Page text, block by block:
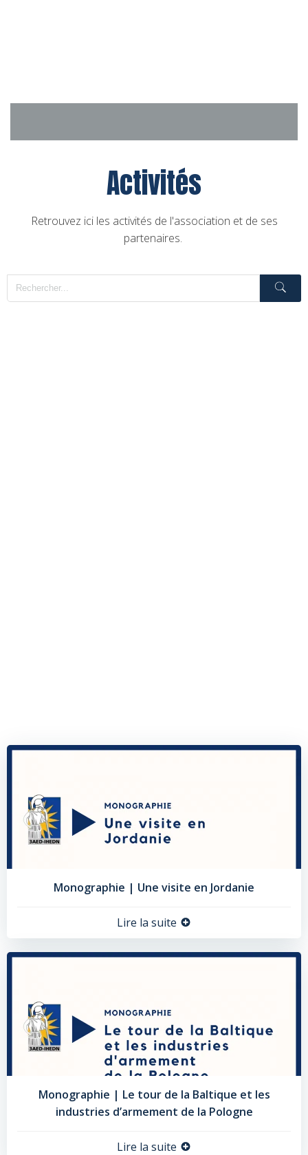
Activités
Retrouvez ici les activités de l'association et de ses
partenaires.
Monographie | Une visite en Jordanie
Lire la suite
Monographie | Le tour de la Baltique et les
industries d’armement de la Pologne
Lire la suite